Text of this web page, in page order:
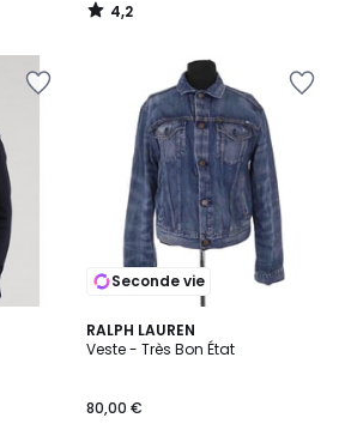
4,2
/
Seconde vie
RALPH LAUREN
Veste - Très Bon État
80,00 €